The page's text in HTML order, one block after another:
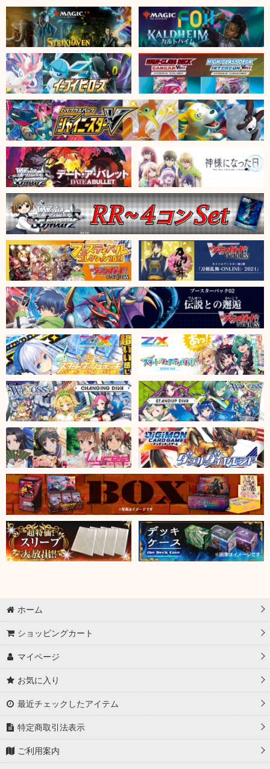
ホーム
ショッピングカート
マイページ
お気に入り
最近チェックしたアイテム
特定商取引法表示
ご利用案内